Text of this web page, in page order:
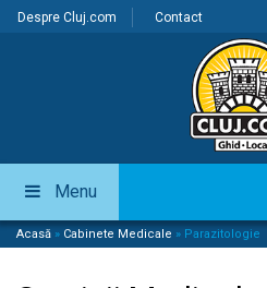
Despre Cluj.com Contact
Menu
Acasă » Cabinete Medicale » Parazitologie